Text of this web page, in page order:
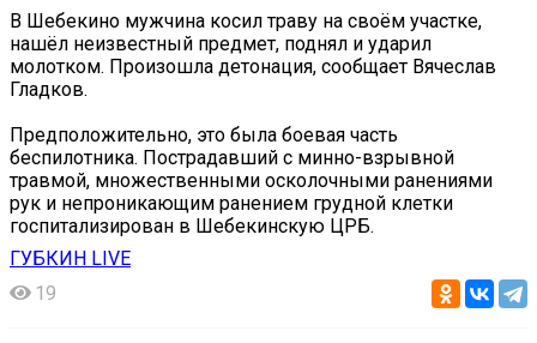
В Шебекино мужчина косил траву на своём участке,
нашёл неизвестный предмет, поднял и ударил
молотком. Произошла детонация, сообщает Вячеслав
Гладков.
Предположительно, это была боевая часть
беспилотника. Пострадавший с минно-взрывной
травмой, множественными осколочными ранениями
рук и непроникающим ранением грудной клетки
госпитализирован в Шебекинскую ЦРБ.
ГУБКИН LIVE
19